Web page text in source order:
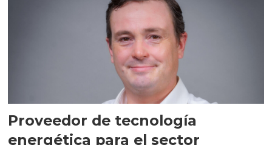
Proveedor de tecnología
energética para el sector